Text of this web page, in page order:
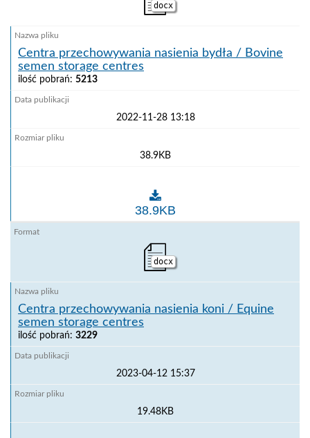
docx
Centra przechowywania nasienia bydła / Bovine
semen storage centres
ilość pobrań: 5213
2022-11-28 13:18
38.9KB
Centra przechowywania nasienia bydła / Bovine
38.9KB
docx
Centra przechowywania nasienia koni / Equine
semen storage centres
ilość pobrań: 3229
2023-04-12 15:37
19.48KB